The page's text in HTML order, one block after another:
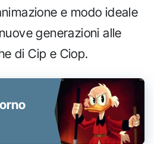
e modo ideale
generazioni alle
di Cip e Ciop.